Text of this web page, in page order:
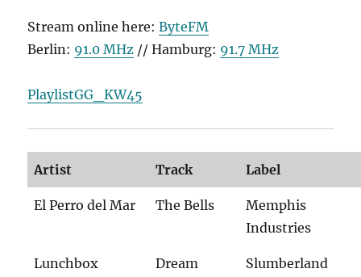
Stream online here:ByteFM
Berlin: 91.0 MHz // Hamburg: 91.7 MHz
PlaylistGG_KW45
Artist Track Label
El Perro del Mar The Bells
Memphis
Industries
Lunchbox
Dream
Slumberland